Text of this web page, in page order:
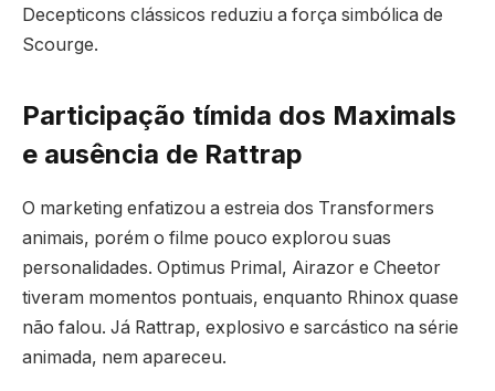
Decepticons clássicos reduziu a força simbólica de
Scourge.
Participação tímida dos Maximals
e ausência de Rattrap
O marketing enfatizou a estreia dos Transformers
animais, porém o filme pouco explorou suas
personalidades. Optimus Primal, Airazor e Cheetor
tiveram momentos pontuais, enquanto Rhinox quase
não falou. Já Rattrap, explosivo e sarcástico na série
animada, nem apareceu.